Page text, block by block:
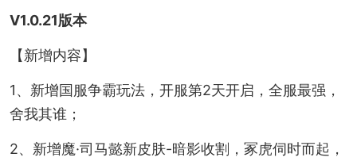
V1.0.21版本
【新增内容】
1、新增国服争霸玩法，开服第2天开启，全服最强，
舍我其谁；
2、新增魔·司马懿新皮肤-暗影收割，冢虎伺时而起，